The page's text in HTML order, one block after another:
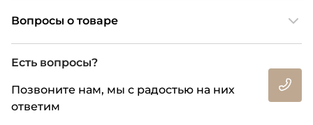
Вопросы о товаре
Есть вопросы?
Позвоните нам, мы с радостью на них
ответим